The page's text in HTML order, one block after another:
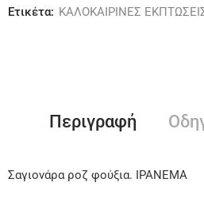
Ετικέτα: ΚΑΛΟΚΑΙΡΙΝΕΣ
Περιγραφή
Σαγιονάρα ροζ φούξια. IPANEMA